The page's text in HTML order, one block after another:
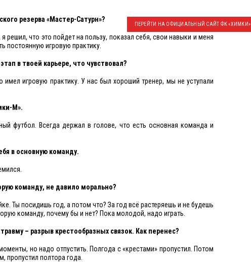
ПЕРЕЙТИ НА ОФИЦИАЛЬНЫЙ САЙТ ФК «ХИМКИ»
резерва «Мастер-Сатурн»?
решил, что это пойдет на пользу, показал себя, свои навыки и меня
постоянную игровую практику.
в твоей карьере, что чувствовал?
имел игровую практику. У нас был хороший тренер, мы не уступали
М».
футбол. Всегда держал в голове, что есть основная команда и
в основную команду.
команду, не давило морально?
Ты посидишь год, а потом что? За год всё растеряешь и не будешь
команду, почему бы и нет? Пока молодой, надо играть.
– разрыв крестообразных связок. Как перенес?
но надо отпустить. Полгода с «крестами» пропустил. Потом
пропустил полтора года.